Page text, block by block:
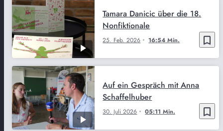
bookmark_border
25. Feb. 2026 16:54 Min.
Tamara Danicic über die 18.
Nonfiktionale
bookmark_border
30. Juli 2026 05:11 Min.
Auf ein Gespräch mit Anna
Schaffelhuber